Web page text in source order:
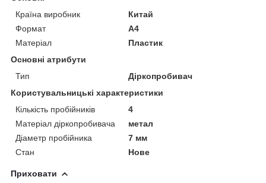
Країна виробник
Китай
Формат
A4
Матеріал
Пластик
Основні атрибути
Тип
Діркопробивач
Користувальницькі характеристики
Кількість пробійників
4
Матеріал діркопробивача
метал
Діаметр пробійника
7 мм
Стан
Нове
Приховати